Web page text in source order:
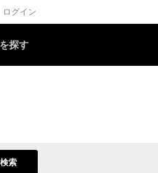
ログイン
探す
検索